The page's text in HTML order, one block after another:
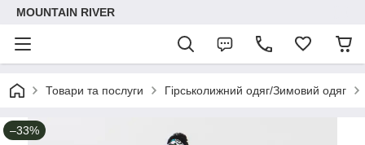
MOUNTAIN RIVER
Товари та послуги Гірськолижний одяг/Зимовий одяг
–33%